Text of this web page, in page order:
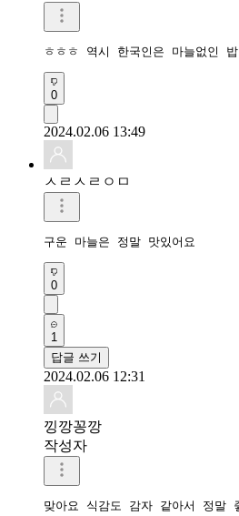
ㅎㅎㅎ 역시 한국인은 마늘없인
0
2024.02.06 13:49
ㅅㄹㅅㄹㅇㅁ
구운 마늘은 정말 맛있어요
0
1
답글 쓰기
2024.02.06 12:31
낑깡꽁깡
작성자
맞아요 식감도 감자 같아서 정말